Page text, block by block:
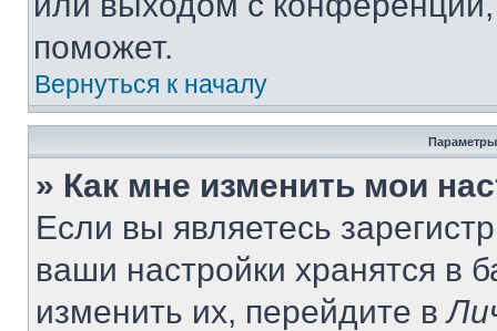
поможет.
Вернуться к началу
Параметры
» Как мне изменить мои
Если вы являетесь
ваши настройки хранятся в
изменить их, перейдите в